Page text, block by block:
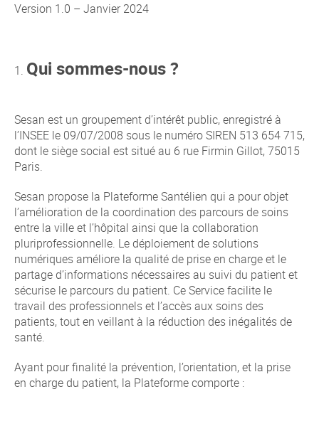
Version 1.0 – Janvier 2024
Qui sommes-nous ?
Sesan est un groupement d’intérêt public, enregistré à
l’INSEE le 09/07/2008 sous le numéro SIREN 513 654 715,
dont le siège social est situé au 6 rue Firmin Gillot, 75015
Paris.
Sesan propose la Plateforme Santélien qui a pour objet
l’amélioration de la coordination des parcours de soins
entre la ville et l’hôpital ainsi que la collaboration
pluriprofessionnelle. Le déploiement de solutions
numériques améliore la qualité de prise en charge et le
partage d’informations nécessaires au suivi du patient et
sécurise le parcours du patient. Ce Service facilite le
travail des professionnels et l’accès aux soins des
patients, tout en veillant à la réduction des inégalités de
santé.
Ayant pour finalité la prévention, l’orientation, et la prise
en charge du patient, la Plateforme comporte :